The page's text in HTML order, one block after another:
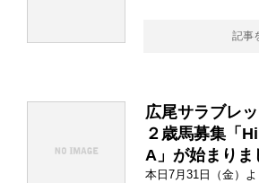
記事
広尾サラブレ
２歳馬募集「
A」が始まりま
本日7月31日（金）